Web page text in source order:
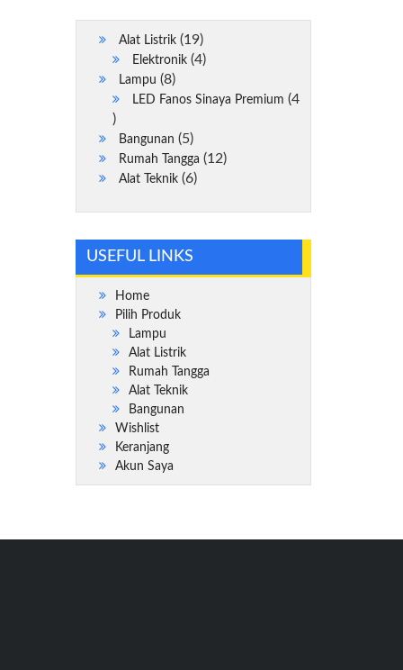
Alat Listrik 1919
Produk
Elektronik 44
Lampu 88
Produk
LED Fanos Sinaya Premium
4
4
Produk
Bangunan 55
Produk
Rumah Tangga 1212
Alat Teknik 66
USEFUL LINKS
Home
Pilih Produk
Lampu
Alat Listrik
Rumah Tangga
Alat Teknik
Bangunan
Wishlist
Keranjang
Akun Saya